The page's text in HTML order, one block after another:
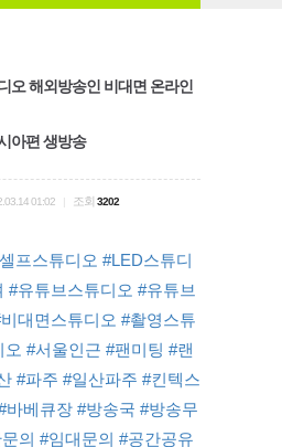
오 해외방송인 비대면 온라인
아편 생방송
01:02 조회 3202
프스튜디오 #LED스튜디
#유튜브스튜디오 #유튜브
대면스튜디오 #촬영스튜
오 #서울인근 #팬미팅 #랜
#파주 #일산파주 #킨텍스
바베큐장 #방송국 #방송무
의 #임대문의 #공간공유